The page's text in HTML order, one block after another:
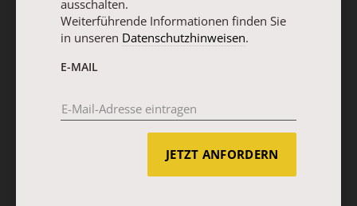
ausschalten.
Weiterführende Informationen finden Sie
in unseren Datenschutzhinweisen.
E-MAIL
JETZT ANFORDERN